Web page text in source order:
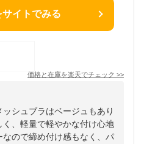
イトでみる
価格と在庫を楽天でチェック >>
シュブラはベージュもあり
、軽量で軽やかな付け心地
ので締め付け感もなく、パ